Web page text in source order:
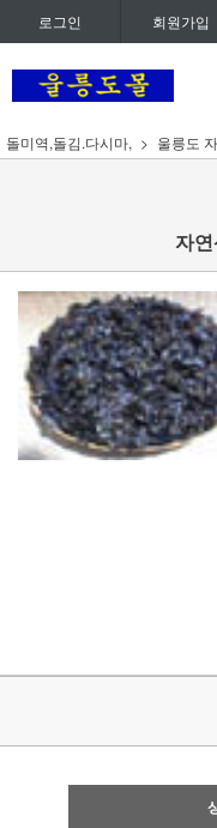
로그인 회원가입
돌미역,돌김.다시마, 울릉도
자